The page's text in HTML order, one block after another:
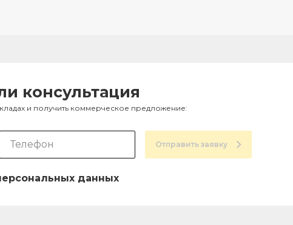
консультация
и получить коммерческое предложение:
Отправить заявку
данных